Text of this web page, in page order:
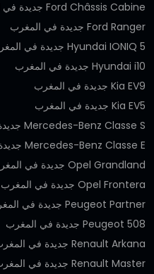
Ford Châssis Cabine جديدة في المغرب
Ford Ranger جديدة في المغرب
Hyundai IONIQ 5 جديدة في المغرب
Hyundai i10 جديدة في المغرب
Kia EV9 جديدة في المغرب
Kia EV5 جديدة في المغرب
Mercedes-Benz Classe S جديدة في المغرب
Mercedes-Benz Classe E جديدة في المغرب
Opel Grandland جديدة في المغرب
Opel Frontera جديدة في المغرب
Peugeot Partner جديدة في المغرب
Peugeot 508 جديدة في المغرب
Renault Arkana جديدة في المغرب
Renault Master جديدة في المغرب